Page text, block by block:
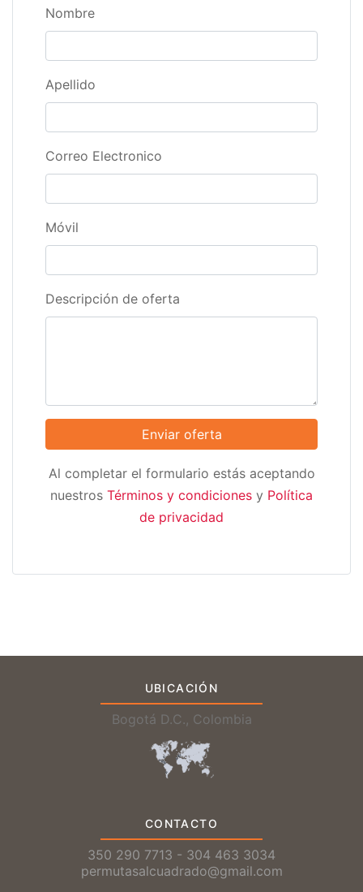
Nombre
Apellido
Correo Electronico
Móvil
Descripción de oferta
Al completar el formulario estás aceptando
nuestros Términos y condiciones y Política
de privacidad
UBICACIÓN
Bogotá D.C., Colombia
CONTACTO
350 290 7713 - 304 463 3034
permutasalcuadrado@gmail.com